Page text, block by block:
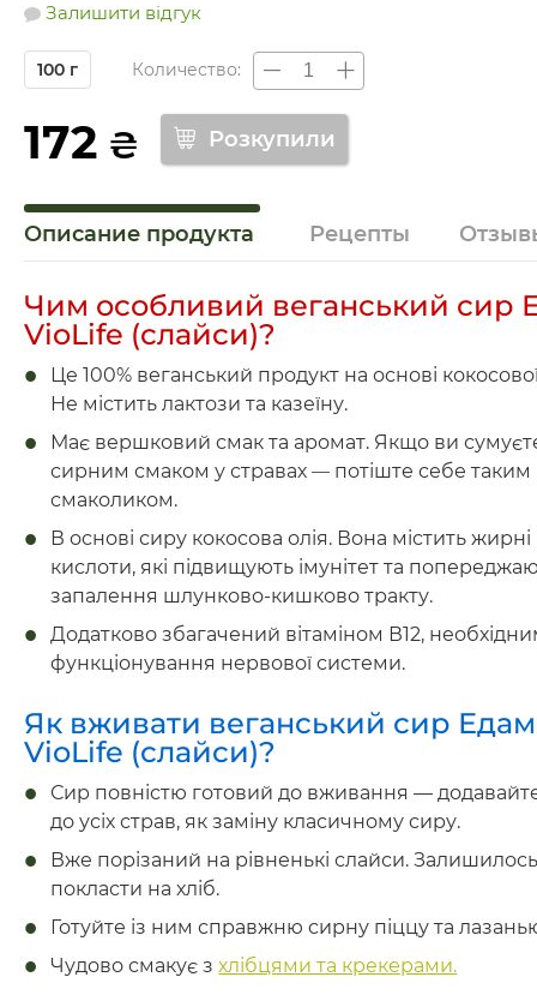
Залишити відгук
100 г Количество:
172 ₴
Описание продукта Рецепты
Чим особливий веганський сир
VioLife (слайси)?
Це 100% веганський продукт на основі кокосової
Не містить лактози та казеїну.
Має вершковий смак та аромат. Якщо ви
сирним смаком у стравах— потіште себе таким
смаколиком.
В основі сиру кокосова олія. Вона містить жирні
кислоти, які підвищують імунітет та
запалення шлунково-кишково тракту.
Додатково збагачений вітаміном В12,
функціонування нервової системи.
Як вживати веганський сир Едам
VioLife (слайси)?
Сир повністю готовий до вживання —
до усіх страв, як заміну класичному сиру.
Вже порізаний на рівненькі слайси.
покласти на хліб.
Готуйте із ним справжню сирну піццу та
Чудово смакує зхлібцями та крекерами.